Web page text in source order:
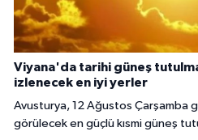
Viyana'da tarihi güneş
izlenecek en iyi yerler
Avusturya, 12 Ağustos Çarşamba
görülecek en güçlü kısmi güneş